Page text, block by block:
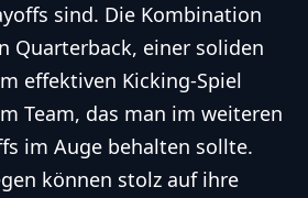
sind. Die Kombination
Quarterback, einer soliden
effektiven Kicking-Spiel
Team, das man im weiteren
im Auge behalten sollte.
können stolz auf ihre